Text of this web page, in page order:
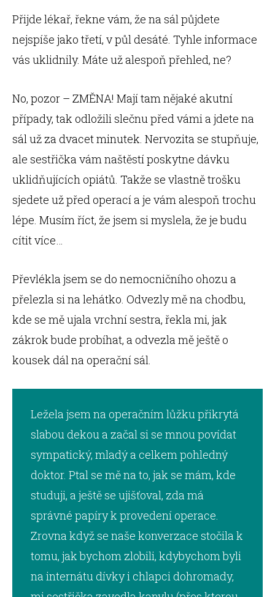
Přijde lékař, řekne vám, že na sál půjdete
nejspíše jako třetí, v půl desáté. Tyhle informace
vás uklidnily. Máte už alespoň přehled, ne?
No, pozor – ZMĚNA! Mají tam nějaké akutní
případy, tak odložili slečnu před vámi a jdete na
sál už za dvacet minutek. Nervozita se stupňuje,
ale sestřička vám naštěstí poskytne dávku
uklidňujících opiátů. Takže se vlastně trošku
sjedete už před operací a je vám alespoň trochu
lépe. Musím říct, že jsem si myslela, že je budu
cítit více…
Převlékla jsem se do nemocničního ohozu a
přelezla si na lehátko. Odvezly mě na chodbu,
kde se mě ujala vrchní sestra, řekla mi, jak
zákrok bude probíhat, a odvezla mě ještě o
kousek dál na operační sál.
Ležela jsem na operačním lůžku přikrytá
slabou dekou a začal si se mnou povídat
sympatický, mladý a celkem pohledný
doktor. Ptal se mě na to, jak se mám, kde
studuji, a ještě se ujišťoval, zda má
správné papíry k provedení operace.
Zrovna když se naše konverzace stočila k
tomu, jak bychom zlobili, kdybychom byli
na internátu dívky i chlapci dohromady,